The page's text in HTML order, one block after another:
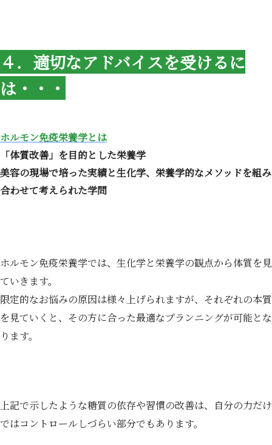
４．適切なアドバイスを受けるに
は・・・
ホルモン免疫栄養学とは
「体質改善」を目的とした栄養学
美容の現場で培った実績と生化学、栄養学的なメソッドを組み
合わせて考えられた学問
ホルモン免疫栄養学では、生化学と栄養学の観点から体質を見
ていきます。
限定的なお悩みの原因は様々上げられますが、それぞれの本質
を見ていくと、その方に合った最適なプランニングが可能とな
ります。
上記で示したような糖質の依存や習慣の改善は、自分の力だけ
ではコントロールしづらい部分でもあります。